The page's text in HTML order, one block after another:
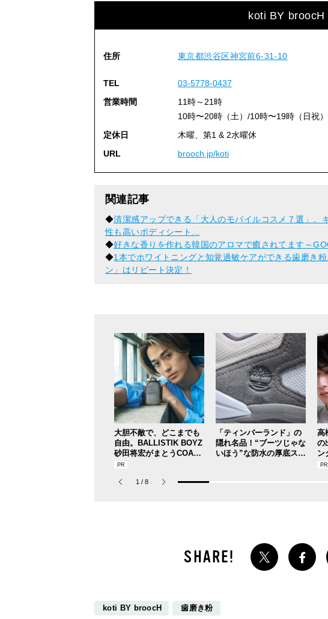
koti BY broocH
住所 東京都渋谷区神宮前6-31-10
TEL
03-5778-0437
営業時間
11時～21時
10時〜20時（土）/10時〜19時（日祝）
定休日
木曜、第1 & 2水曜休
URL
brooch.jp/koti
関連記事
◆清潔感アップできる「大人のモバイルコスメ７選」。
性も高いボディシート...
◆好きな香りを作れる韓国のアロマで癒されてます～
◆1本でホワイトニングと知覚過敏ケアができる歯磨き
ン」はリピート決定！
大胆不敵で、どこまでも
自由。BALLISTIK BOYZ
砂田将宏がまとうCOACH
の新作フレグランス「コ
パルファム」
「ティンバーランド」の
隠れ名品！“ブーツじゃな
いほう”な防水の厚底スニ
高
の
ン
1 / 8
koti BY broocH 歯磨き粉